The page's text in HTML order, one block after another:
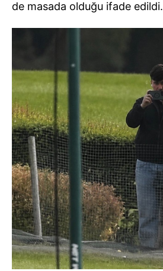
de masada olduğu ifade edildi.